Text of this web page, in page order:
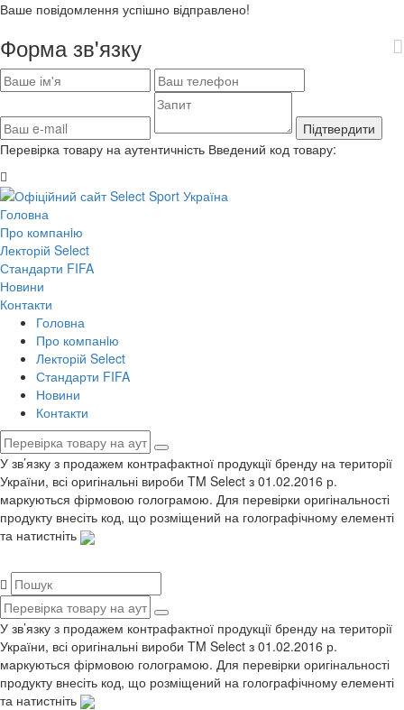
Ваше повідомлення успішно відправлено!
Форма зв'язку
Підтвердити
Перевірка товару на аутентичність Введений код товару:
Головна
Про компанiю
Лекторій Select
Стандарти FIFA
Новини
Контакти
Головна
Про компанiю
Лекторій Select
Стандарти FIFA
Новини
Контакти
У зв’язку з продажем контрафактної продукції бренду на території
України, всі оригінальні вироби TM Select з 01.02.2016 р.
маркуються фірмовою голограмою. Для перевірки оригінальності
продукту внесіть код, що розміщений на голографічному елементі
та натистніть
У зв’язку з продажем контрафактної продукції бренду на території
України, всі оригінальні вироби TM Select з 01.02.2016 р.
маркуються фірмовою голограмою. Для перевірки оригінальності
продукту внесіть код, що розміщений на голографічному елементі
та натистніть